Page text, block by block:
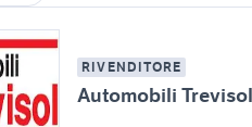
RIVENDITORE
Automobili